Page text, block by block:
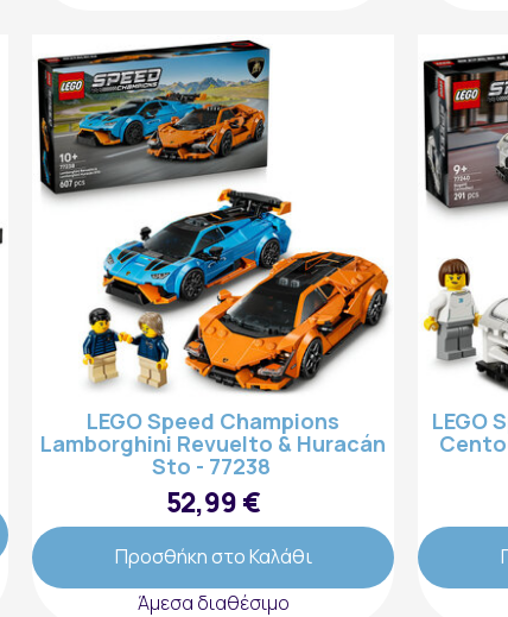
LEGO Speed Champions
Lamborghini Revuelto & Huracán
Sto - 77238
52,99 €
Προσθήκη στο Καλάθι
Άμεσα διαθέσιμο
LEGO
Εγγραφή στο